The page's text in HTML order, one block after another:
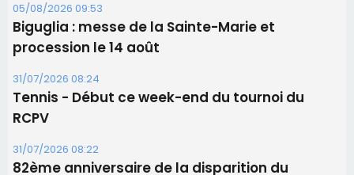
05/08/2026 09:53
Biguglia : messe de la Sainte-Marie et
procession le 14 août
31/07/2026 08:24
Tennis - Début ce week-end du tournoi du
RCPV
31/07/2026 08:22
82ème anniversaire de la disparition du